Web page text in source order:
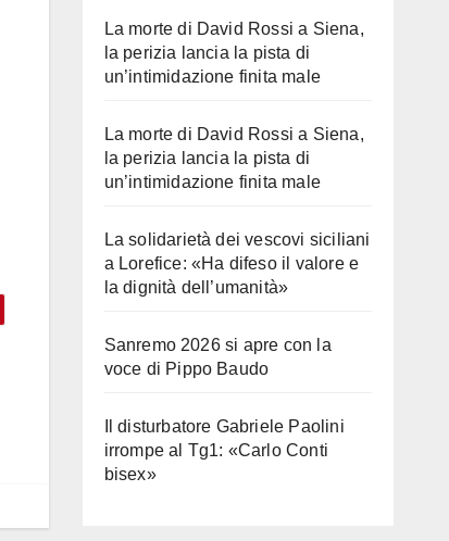
La morte di David Rossi a Siena,
la perizia lancia la pista di
un’intimidazione finita male
La morte di David Rossi a Siena,
la perizia lancia la pista di
un’intimidazione finita male
La solidarietà dei vescovi siciliani
a Lorefice: «Ha difeso il valore e
la dignità dell’umanità»
Sanremo 2026 si apre con la
voce di Pippo Baudo
Il disturbatore Gabriele Paolini
irrompe al Tg1: «Carlo Conti
bisex»